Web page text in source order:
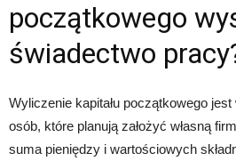
początkowego
świadectwo
Wyliczenie kapitału początkowego
osób, które planują założyć własną
suma pieniędzy i wartościowych